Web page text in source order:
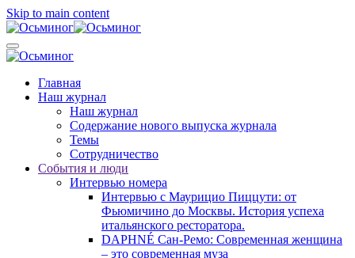
Skip to main content
Главная
Наш журнал
Наш журнал
Содержание нового выпуска журнала
Темы
Сотрудничество
События и люди
Интервью номера
Интервью с Маурицио Пиццути: от
Фьюмичино до Москвы. История успеха
итальянского ресторатора.
DAPHNÉ Сан-Ремо: Современная женщина
– это современная муза